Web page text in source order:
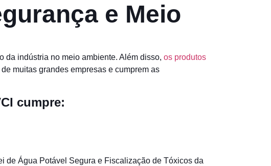
e Meio
da indústria no meio ambiente. Além disso, os produtos
muitas grandes empresas e cumprem as
cumpre:
de Água Potável Segura e Fiscalização de Tóxicos da